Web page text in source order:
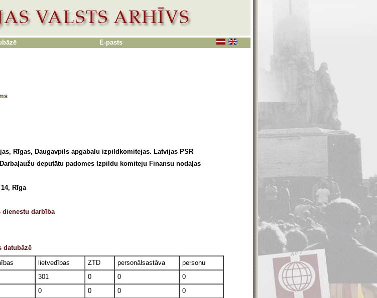
E-pasts
Rīgas, Daugavpils apgabalu izpildkomitejas. Latvijas PSR
deputātu padomes Izpildu komiteju Finansu nodaļas
Rīga
dienestu darbība
datubāzē
lietvedības ZTD personālsastāva personu
301 0 0
0
0 0 0
0